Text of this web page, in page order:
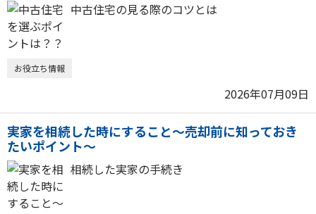
中古住宅の見る際のコツとは
お役立ち情報
2026年07月09日
実家を相続した時にすること～売却前に知っておき
たいポイント～
相続した実家の手続き